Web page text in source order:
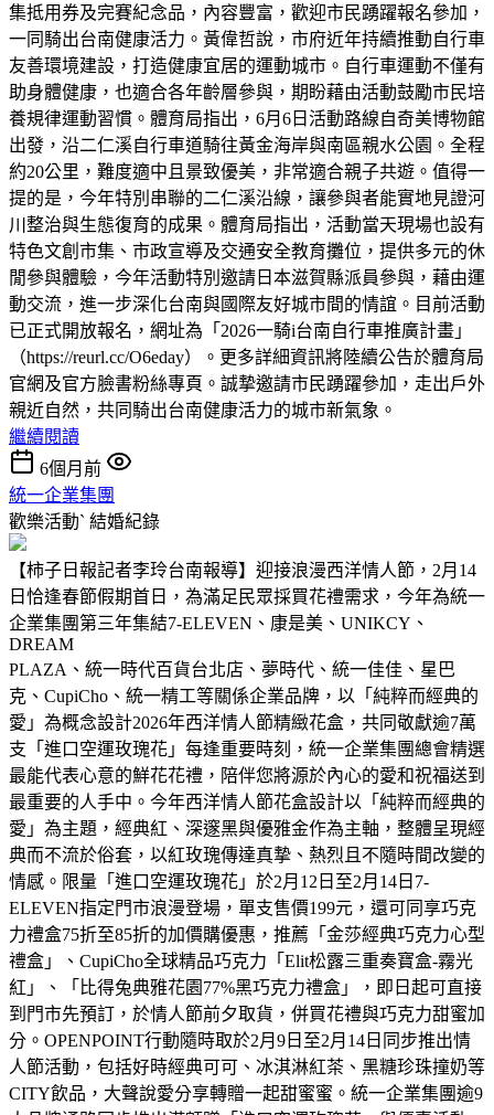
集抵用券及完賽紀念品，內容豐富，歡迎市民踴躍報名參加，
一同騎出台南健康活力。黃偉哲說，市府近年持續推動自行車
友善環境建設，打造健康宜居的運動城市。自行車運動不僅有
助身體健康，也適合各年齡層參與，期盼藉由活動鼓勵市民培
養規律運動習慣。體育局指出，6月6日活動路線自奇美博物館
出發，沿二仁溪自行車道騎往黃金海岸與南區親水公園。全程
約20公里，難度適中且景致優美，非常適合親子共遊。值得一
提的是，今年特別串聯的二仁溪沿線，讓參與者能實地見證河
川整治與生態復育的成果。體育局指出，活動當天現場也設有
特色文創市集、市政宣導及交通安全教育攤位，提供多元的休
閒參與體驗，今年活動特別邀請日本滋賀縣派員參與，藉由運
動交流，進一步深化台南與國際友好城市間的情誼。目前活動
已正式開放報名，網址為「2026一騎i台南自行車推廣計畫」
（https://reurl.cc/O6eday）。更多詳細資訊將陸續公告於體育局
官網及官方臉書粉絲專頁。誠摯邀請市民踴躍參加，走出戶外
親近自然，共同騎出台南健康活力的城市新氣象。
繼續閱讀
6個月前
統一企業集團
歡樂活動ˋ 結婚紀錄
【柿子日報記者李玲台南報導】迎接浪漫西洋情人節，2月14
日恰逢春節假期首日，為滿足民眾採買花禮需求，今年為統一
企業集團第三年集結7-ELEVEN、康是美、UNIKCY、
DREAM
PLAZA、統一時代百貨台北店、夢時代、統一佳佳、星巴
克、CupiCho、統一精工等關係企業品牌，以「純粹而經典的
愛」為概念設計2026年西洋情人節精緻花盒，共同敬獻逾7萬
支「進口空運玫瑰花」每逢重要時刻，統一企業集團總會精選
最能代表心意的鮮花花禮，陪伴您將源於內心的愛和祝福送到
最重要的人手中。今年西洋情人節花盒設計以「純粹而經典的
愛」為主題，經典紅、深邃黑與優雅金作為主軸，整體呈現經
典而不流於俗套，以紅玫瑰傳達真摯、熱烈且不隨時間改變的
情感。限量「進口空運玫瑰花」於2月12日至2月14日7-
ELEVEN指定門市浪漫登場，單支售價199元，還可同享巧克
力禮盒75折至85折的加價購優惠，推薦「金莎經典巧克力心型
禮盒」、CupiCho全球精品巧克力「Elit松露三重奏寶盒-霧光
紅」、「比得兔典雅花園77%黑巧克力禮盒」，即日起可直接
到門市先預訂，於情人節前夕取貨，併買花禮與巧克力甜蜜加
分。OPENPOINT行動隨時取於2月9日至2月14日同步推出情
人節活動，包括好時經典可可、冰淇淋紅茶、黑糖珍珠撞奶等
CITY飲品，大聲說愛分享轉贈一起甜蜜蜜。統一企業集團逾9